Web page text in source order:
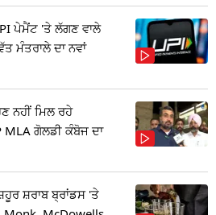
ਪੇਮੈਂਟ 'ਤੇ ਲੱਗਣ ਵਾਲੇ
ਮੰਤਰਾਲੇ ਦਾ ਨਵਾਂ
ਨਹੀਂ ਮਿਲ ਰਹੇ
ਗੋਲਡੀ ਕੰਬੋਜ ਦਾ
ਸ਼ਰਾਬ ਬ੍ਰਾਂਡਸ 'ਤੇ